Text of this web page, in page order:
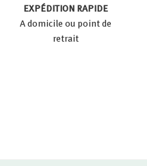
EXPÉDITION RAPIDE
A domicile ou point de
retrait